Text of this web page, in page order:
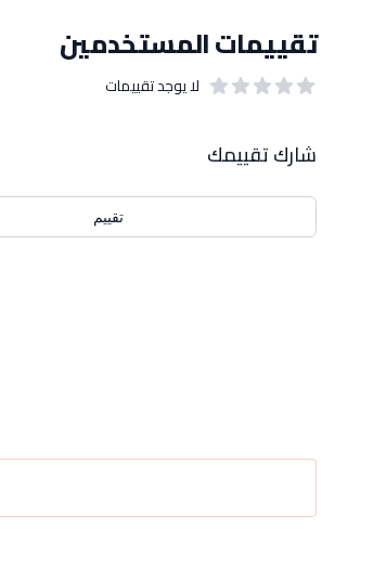
تقييمات المستخدمين
لا يوجد تقييمات
شارك تقييمك
تقييم